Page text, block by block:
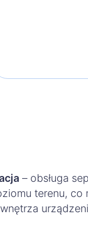
– obsługa
terenu, co